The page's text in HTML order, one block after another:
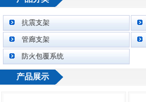
抗震支架
管廊支架
防火包覆系统
产品展示